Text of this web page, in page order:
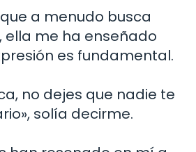
a menudo busca
ella me ha enseñado
es fundamental.
no dejes que nadie te
solía decirme.